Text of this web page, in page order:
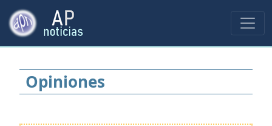
Opiniones